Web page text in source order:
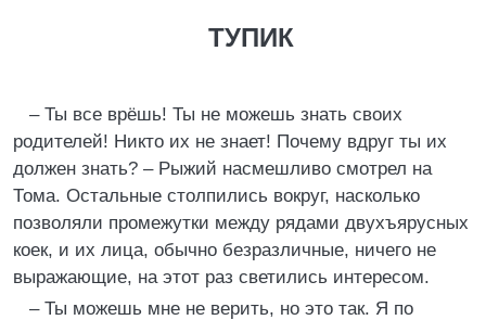
ТУПИК
– Ты все врёшь! Ты не можешь знать своих
родителей! Никто их не знает! Почему вдруг ты их
должен знать? – Рыжий насмешливо смотрел на
Тома. Остальные столпились вокруг, насколько
позволяли промежутки между рядами двухъярусных
коек, и их лица, обычно безразличные, ничего не
выражающие, на этот раз светились интересом.
– Ты можешь мне не верить, но это так. Я по